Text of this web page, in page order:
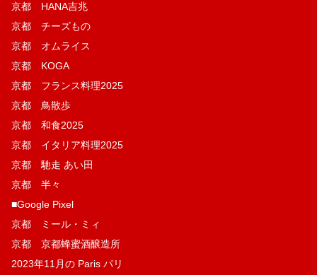
京都 HANA吉兆
京都 チーズもの
京都 オムライス
京都 KOGA
京都 フランス料理2025
京都 鳥散歩
京都 和食2025
京都 イタリア料理2025
京都 馳走 あい田
京都 半々
■Google Pixel
京都 ミール・ミィ
京都 京都蜂蜜酒醸造所
2023年11月の Paris パリ